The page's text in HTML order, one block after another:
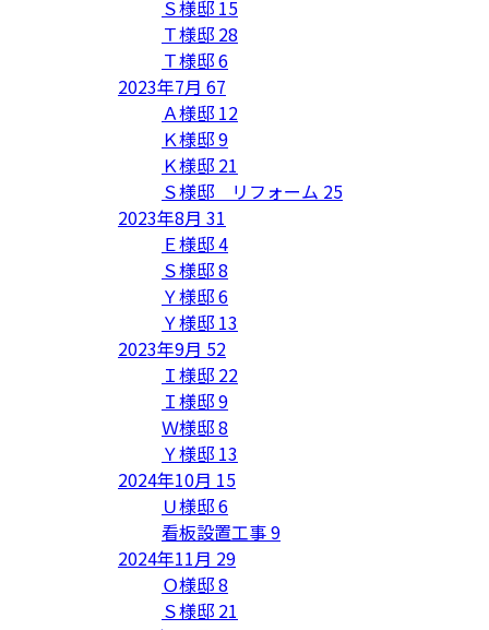
Ｓ様邸 15
Ｔ様邸 28
Ｔ様邸6
2023年7月 67
Ａ様邸 12
Ｋ様邸9
Ｋ様邸 21
Ｓ様邸 リフォーム 25
2023年8月 31
Ｅ様邸4
Ｓ様邸8
Ｙ様邸6
Ｙ様邸 13
2023年9月 52
Ｉ様邸 22
Ｉ様邸9
Ｗ様邸8
Ｙ様邸 13
2024年10月 15
Ｕ様邸6
看板設置工事9
2024年11月 29
Ｏ様邸8
Ｓ様邸 21